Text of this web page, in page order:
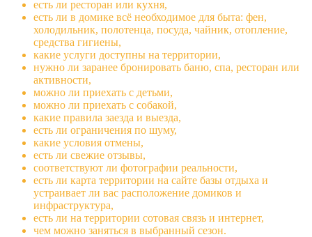
есть ли ресторан или кухня,
есть ли в домике всё необходимое для быта: фен,
холодильник, полотенца, посуда, чайник, отопление,
средства гигиены,
какие услуги доступны на территории,
нужно ли заранее бронировать баню, спа, ресторан или
активности,
можно ли приехать с детьми,
можно ли приехать с собакой,
какие правила заезда и выезда,
есть ли ограничения по шуму,
какие условия отмены,
есть ли свежие отзывы,
соответствуют ли фотографии реальности,
есть ли карта территории на сайте базы отдыха и
устраивает ли вас расположение домиков и
инфраструктура,
есть ли на территории сотовая связь и интернет,
чем можно заняться в выбранный сезон.